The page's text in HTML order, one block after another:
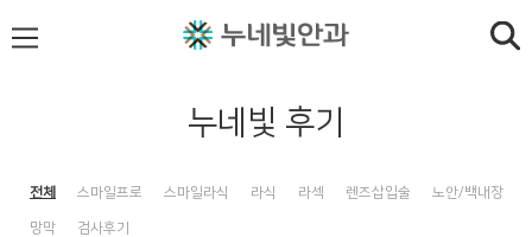
누네빛 후기
전체 스마일프로 스마일라식 라식 라섹 렌즈삽입술 노안/백내장
망막 검사후기